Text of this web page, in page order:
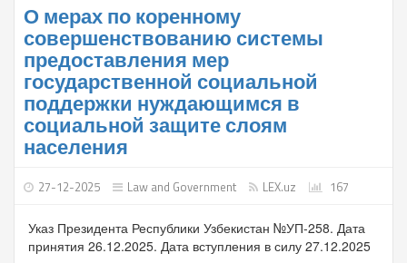
О мерах по коренному
совершенствованию системы
предоставления мер
государственной социальной
поддержки нуждающимся в
социальной защите слоям
населения
27-12-2025 Law and Government LEX.uz 167
Указ Президента Республики Узбекистан №УП-258. Дата
принятия 26.12.2025. Дата вступления в силу 27.12.2025